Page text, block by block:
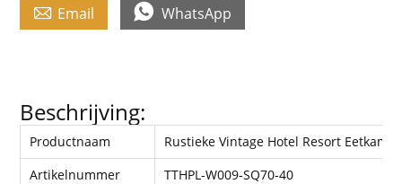
 Email  WhatsApp
Beschrijving:
Productnaam
Rustieke Vintage Hotel Resort
Artikelnummer
TTHPL-W009-SQ70-40